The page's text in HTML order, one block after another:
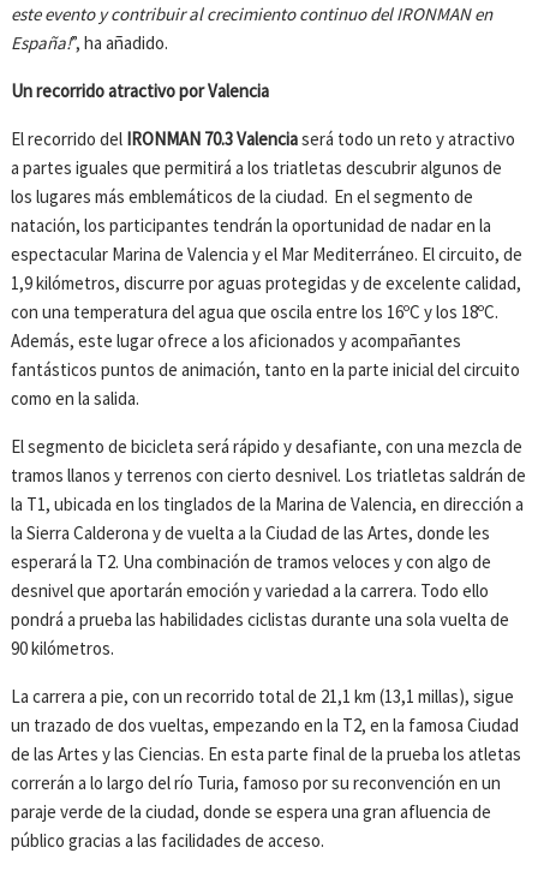
este evento y contribuir al crecimiento continuo del IRONMAN en
España!”, ha añadido.
Un recorrido atractivo por Valencia
El recorrido del IRONMAN 70.3 Valenciaserá todo un reto y atractivo
a partes iguales que permitirá a los triatletas descubrir algunos de
los lugares más emblemáticos de la ciudad. En el segmento de
natación, los participantes tendrán la oportunidad de nadar en la
espectacular Marina de Valencia y el Mar Mediterráneo. El circuito, de
1,9 kilómetros, discurre por aguas protegidas y de excelente calidad,
con una temperatura del agua que oscila entre los 16ºC y los 18ºC.
Además, este lugar ofrece a los aficionados y acompañantes
fantásticos puntos de animación, tanto en la parte inicial del circuito
como en la salida.
El segmento de bicicleta será rápido y desafiante, con una mezcla de
tramos llanos y terrenos con cierto desnivel. Los triatletas saldrán de
la T1, ubicada en los tinglados de la Marina de Valencia, en dirección a
la Sierra Calderona y de vuelta a la Ciudad de las Artes, donde les
esperará la T2. Una combinación de tramos veloces y con algo de
desnivel que aportarán emoción y variedad a la carrera. Todo ello
pondrá a prueba las habilidades ciclistas durante una sola vuelta de
90 kilómetros.
La carrera a pie, con un recorrido total de 21,1 km (13,1 millas), sigue
un trazado de dos vueltas, empezando en la T2, en la famosa Ciudad
de las Artes y las Ciencias. En esta parte final de la prueba los atletas
correrán a lo largo del río Turia, famoso por su reconvención en un
paraje verde de la ciudad, donde se espera una gran afluencia de
público gracias a las facilidades de acceso.